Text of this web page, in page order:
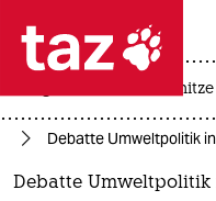
 taz
hitze
Debatte Umweltpolitik
Debatte Umweltpolitik